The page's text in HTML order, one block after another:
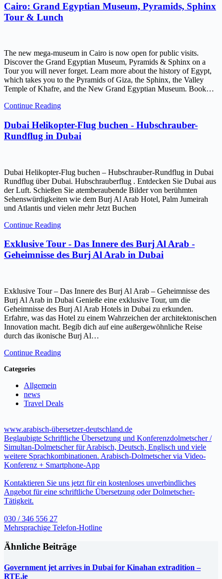
Cairo: Grand Egyptian Museum, Pyramids, Sphinx
Tour & Lunch
The new mega-museum in Cairo is now open for public visits.
Discover the Grand Egyptian Museum, Pyramids & Sphinx on a
Tour you will never forget. Learn more about the history of Egypt,
which takes you to the Pyramids of Giza, the Sphinx, the Valley
Temple of Khafre, and the New Grand Egyptian Museum. Book…
Continue Reading
Dubai Helikopter-Flug buchen - Hubschrauber-
Rundflug in Dubai
Dubai Helikopter-Flug buchen – Hubschrauber-Rundflug in Dubai
Rundflug über Dubai. Hubschrauberflug . Entdecken Sie Dubai aus
der Luft. Schießen Sie atemberaubende Bilder von berühmten
Sehenswürdigkeiten wie dem Burj Al Arab Hotel, Palm Jumeirah
und Atlantis und vielen mehr Jetzt Buchen
Continue Reading
Exklusive Tour - Das Innere des Burj Al Arab -
Geheimnisse des Burj Al Arab in Dubai
Exklusive Tour – Das Innere des Burj Al Arab – Geheimnisse des
Burj Al Arab in Dubai Genieße eine exklusive Tour, um die
Geheimnisse des Burj Al Arab Hotels in Dubai zu erkunden.
Erfahre, was das Hotel zu einem Wahrzeichen der architektonischen
Innovation macht. Begib dich auf eine außergewöhnliche Reise
durch das ikonische Burj Al…
Continue Reading
Categories
Allgemein
news
Travel Deals
www.arabisch-übersetzer-deutschland.de
Beglaubigte Schriftliche Übersetzung und Konferenzdolmetscher /
Simultan-Dolmetscher für Arabisch, Deutsch, Englisch und viele
weitere Sprachkombinationen. Arabisch-Dolmetscher via Video-
Konferenz + Smartphone-App
Kontaktieren Sie uns jetzt für ein kostenloses unverbindliches
Angebot für eine schriftliche Übersetzung oder Dolmetscher-
Tätigkeit.
030 / 346 556 27
Mehrsprachige Telefon-Hotline
Ähnliche Beiträge
Government jet arrives in Dubai for Kinahan extradition –
RTE.ie